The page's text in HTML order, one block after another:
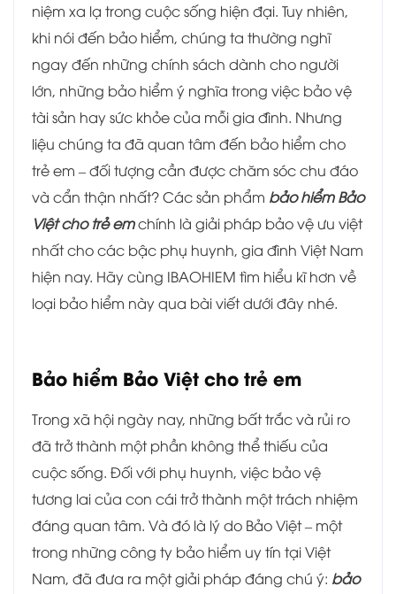
niệm xa lạ trong cuộc sống hiện đại. Tuy nhiên,
khi nói đến bảo hiểm, chúng ta thường nghĩ
ngay đến những chính sách dành cho người
lớn, những bảo hiểm ý nghĩa trong việc bảo vệ
tài sản hay sức khỏe của mỗi gia đình. Nhưng
liệu chúng ta đã quan tâm đến bảo hiểm cho
trẻ em – đối tượng cần được chăm sóc chu đáo
và cẩn thận nhất? Các sản phẩm bảo hiểm Bảo
Việt cho trẻ emchính là giải pháp bảo vệ ưu việt
nhất cho các bậc phụ huynh, gia đình Việt Nam
hiện nay. Hãy cùng IBAOHIEM tìm hiểu kĩ hơn về
loại bảo hiểm này qua bài viết dưới đây nhé.
Bảo hiểm Bảo Việt cho trẻ em
Trong xã hội ngày nay, những bất trắc và rủi ro
đã trở thành một phần không thể thiếu của
cuộc sống. Đối với phụ huynh, việc bảo vệ
tương lai của con cái trở thành một trách nhiệm
đáng quan tâm. Và đó là lý do Bảo Việt – một
trong những công ty bảo hiểm uy tín tại Việt
Nam, đã đưa ra một giải pháp đáng chú ý: bảo